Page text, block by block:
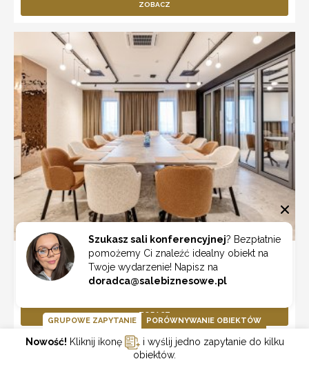
ZOBACZ
Restauracja "u Siewcy"
Poznań
ZOBACZ
Szukasz sali konferencyjnej? Bezpłatnie
pomożemy Ci znaleźć idealny obiekt na
Twoje wydarzenie! Napisz na
doradca@salebiznesowe.pl
GRUPOWE ZAPYTANIE PORÓWNYWANIE OBIEKTÓW
Nowość! Kliknij ikonę
i wyślij jedno zapytanie do kilku
obiektów.